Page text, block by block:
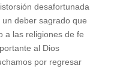
desafortunada
deber sagrado que
a las religiones de fe
al Dios
por regresar